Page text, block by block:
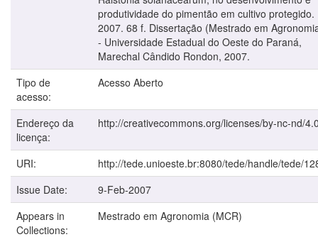
produtividade do pimentão em cultivo protegido.
2007. 68 f. Dissertação (Mestrado em
- Universidade Estadual do Oeste do Paraná,
Marechal Cândido Rondon, 2007.
Tipo de
acesso:
Acesso Aberto
Endereço da
licença:
http://creativecommons.org/licenses/by-nc-nd/
URI:
http://tede.unioeste.br:8080/tede/handle/tede/
Issue Date:
9-Feb-2007
Appears in
Collections:
Mestrado em Agronomia (MCR)